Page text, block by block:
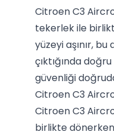
Citroen C3
tekerlek ile
yüzeyi aşınır,
çıktığında
güvenliği
Citroen C3
Citroen C3
birlikte dönerken